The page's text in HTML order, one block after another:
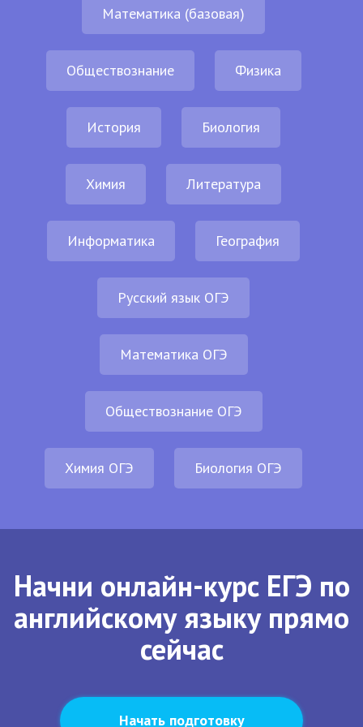
Математика (базовая)
Обществознание Физика
История Биология
Химия Литература
Информатика География
Русский язык ОГЭ
Математика ОГЭ
Обществознание ОГЭ
Химия ОГЭ Биология ОГЭ
Начни онлайн-курс ЕГЭ по
английскому языку прямо
сейчас
Начать подготовку